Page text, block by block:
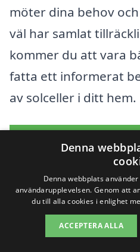
möter dina behov
väl har samlat
kommer du att vara
fatta ett informerat
av solceller i ditt hem.
Få 3 erbjudanden,
Sök efter en
Denna
Denna webbplats
användarupplevelsen. Genom att
du till alla cookies i enlighet
ACCEPTERA ALLA